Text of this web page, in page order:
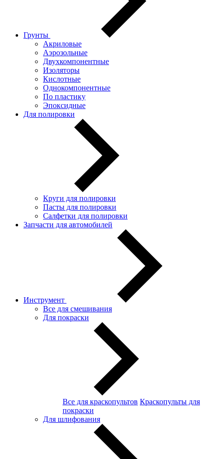
Грунты
Акриловые
Аэрозольные
Двухкомпонентные
Изоляторы
Кислотные
Однокомпонентные
По пластику
Эпоксидные
Для полировки
Круги для полировки
Пасты для полировки
Салфетки для полировки
Запчасти для автомобилей
Инструмент
Все для смешивания
Для покраски
Все для краскопультов Краскопульты для
покраски
Для шлифования